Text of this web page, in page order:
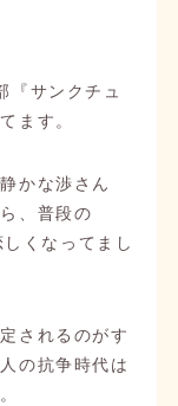
『サンクチュ
ます。
かな渉さん
、普段の
くなってまし
されるのがす
の抗争時代は